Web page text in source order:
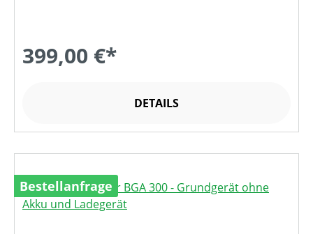
399,00 €*
DETAILS
Bestellanfrage